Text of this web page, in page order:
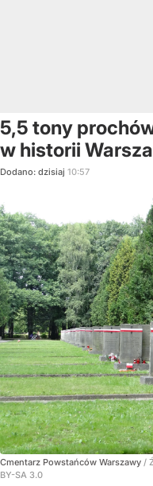
5,5 tony
w historii
Dodano: dzisiaj 10:57
Cmentarz Powstańców Warszawy /
BY-SA 3.0